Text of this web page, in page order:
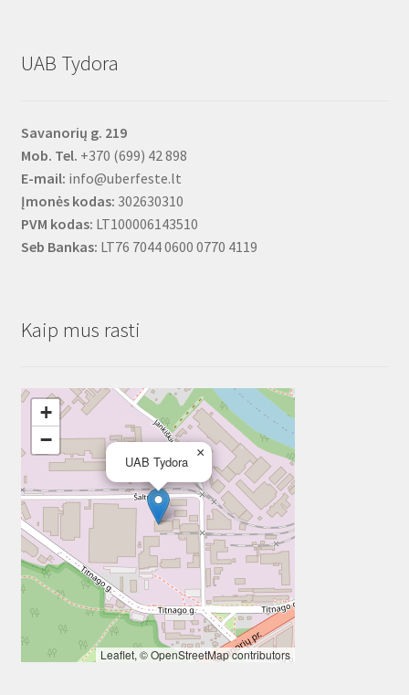
UAB Tydora
Savanorių g. 219
Mob. Tel. +370 (699) 42 898
E-mail: info@uberfeste.lt
Įmonės kodas: 302630310
PVM kodas: LT100006143510
Seb Bankas: LT76 7044 0600 0770 4119
Kaip mus rasti
UAB Tydora
×
+
−
Leaflet, ©OpenStreetMapcontributors